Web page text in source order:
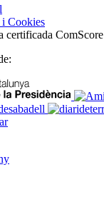
Cookies
certificada ComScore